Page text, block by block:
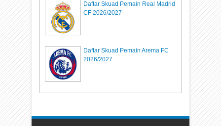
Daftar Skuad Pemain Real Madrid
CF 2026/2027
Daftar Skuad Pemain Arema FC
2026/2027